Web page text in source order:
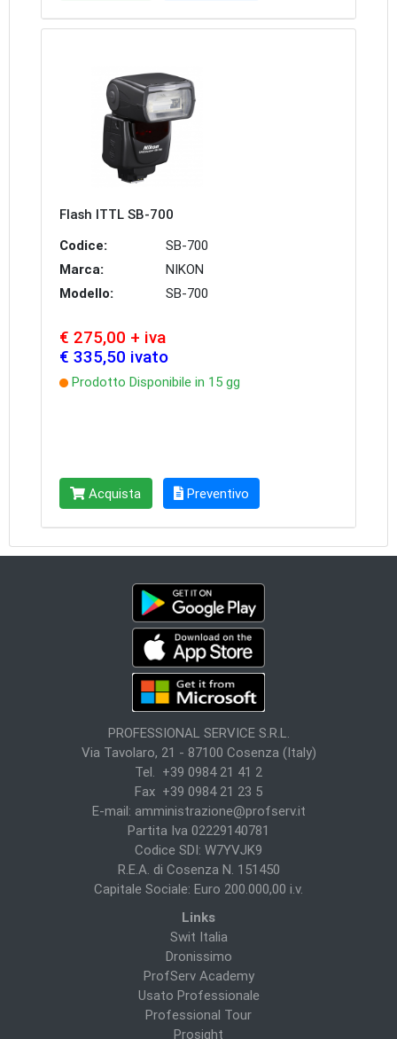
Flash ITTL SB-700
Codice:
SB-700
Marca:
NIKON
Modello:
SB-700
€ 275,00 + iva
€ 335,50 ivato
Prodotto Disponibile in 15 gg
Acquista Preventivo
PROFESSIONAL SERVICE S.R.L.
Via Tavolaro, 21 - 87100 Cosenza (Italy)
Tel. +39 0984 21 41 2
Fax +39 0984 21 23 5
E-mail: amministrazione@profserv.it
Partita Iva 02229140781
Codice SDI: W7YVJK9
R.E.A. di Cosenza N. 151450
Capitale Sociale: Euro 200.000,00 i.v.
Links
Swit Italia
Dronissimo
ProfServ Academy
Usato Professionale
Professional Tour
Prosight